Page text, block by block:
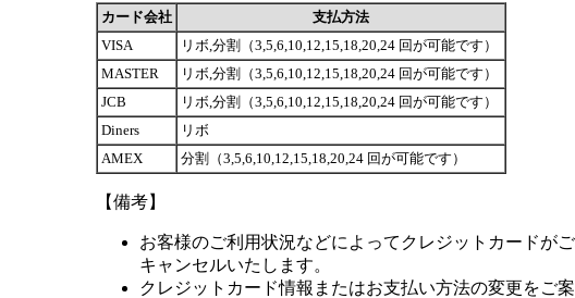
カード会社
支払方法
VISA
リボ,分割（3,5,6,10,12,15,18,20,24 回が可能です）
MASTER
リボ,分割（3,5,6,10,12,15,18,20,24 回が可能です）
JCB
リボ,分割（3,5,6,10,12,15,18,20,24 回が可能です）
Diners
リボ
AMEX
分割（3,5,6,10,12,15,18,20,24 回が可能です）
【備考】
お客様のご利用状況などによってクレジットカードが
キャンセルいたします。
クレジットカード情報またはお支払い方法の変更をご